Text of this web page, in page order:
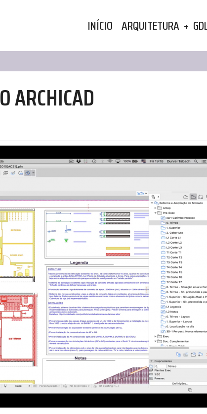
MAIN
NAVIGATION
INÍCIO ARQUITETURA
ARCHICAD